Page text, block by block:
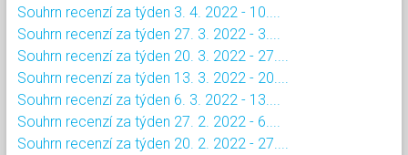
Souhrn recenzí za týden 3. 4. 2022 - 10....
Souhrn recenzí za týden 27. 3. 2022 - 3....
Souhrn recenzí za týden 20. 3. 2022 - 27....
Souhrn recenzí za týden 13. 3. 2022 - 20....
Souhrn recenzí za týden 6. 3. 2022 - 13....
Souhrn recenzí za týden 27. 2. 2022 - 6....
Souhrn recenzí za týden 20. 2. 2022 - 27....